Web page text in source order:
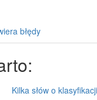
błędy
Kilka słów o